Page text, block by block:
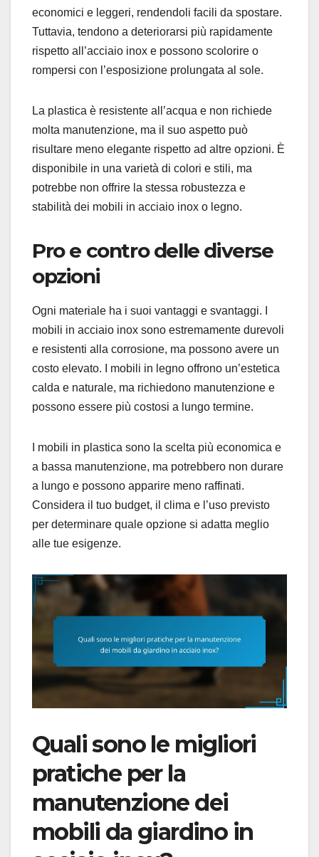
economici e leggeri, rendendoli facili da spostare.
Tuttavia, tendono a deteriorarsi più rapidamente
rispetto all’acciaio inox e possono scolorire o
rompersi con l’esposizione prolungata al sole.
La plastica è resistente all’acqua e non richiede
molta manutenzione, ma il suo aspetto può
risultare meno elegante rispetto ad altre opzioni. È
disponibile in una varietà di colori e stili, ma
potrebbe non offrire la stessa robustezza e
stabilità dei mobili in acciaio inox o legno.
Pro e contro delle diverse
opzioni
Ogni materiale ha i suoi vantaggi e svantaggi. I
mobili in acciaio inox sono estremamente durevoli
e resistenti alla corrosione, ma possono avere un
costo elevato. I mobili in legno offrono un’estetica
calda e naturale, ma richiedono manutenzione e
possono essere più costosi a lungo termine.
I mobili in plastica sono la scelta più economica e
a bassa manutenzione, ma potrebbero non durare
a lungo e possono apparire meno raffinati.
Considera il tuo budget, il clima e l’uso previsto
per determinare quale opzione si adatta meglio
alle tue esigenze.
Quali sono le migliori
pratiche per la
manutenzione dei
mobili da giardino in